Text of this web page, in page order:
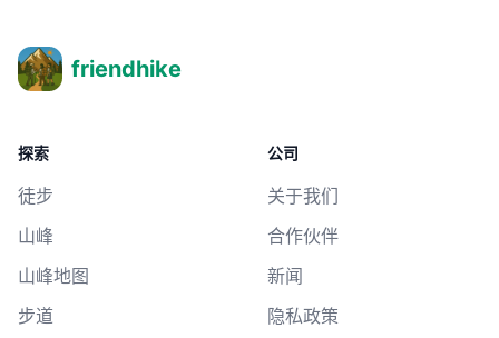
friendhike
探索
徒步
山峰
山峰地图
步道
公司
关于我们
合作伙伴
新闻
隐私政策